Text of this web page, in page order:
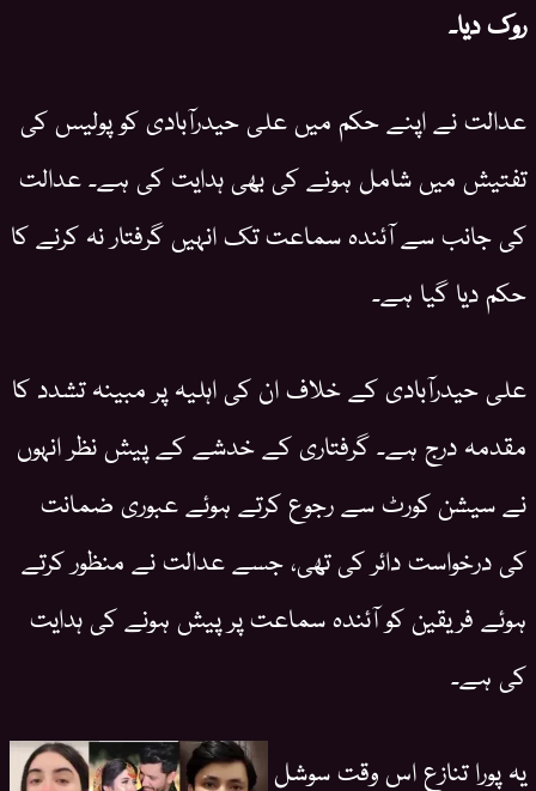
روک دیا۔
عدالت نے اپنے حکم میں علی حیدرآبادی کو پولیس کی
تفتیش میں شامل ہونے کی بھی ہدایت کی ہے۔ عدالت
کی جانب سے آئندہ سماعت تک انہیں گرفتار نہ کرنے کا
حکم دیا گیا ہے۔
علی حیدرآبادی کے خلاف ان کی اہلیہ پر مبینہ تشدد کا
مقدمہ درج ہے۔ گرفتاری کے خدشے کے پیش نظر انہوں
نے سیشن کورٹ سے رجوع کرتے ہوئے عبوری ضمانت
کی درخواست دائر کی تھی، جسے عدالت نے منظور کرتے
ہوئے فریقین کو آئندہ سماعت پر پیش ہونے کی ہدایت
کی ہے۔
یہ پورا تنازع اس وقت سوشل